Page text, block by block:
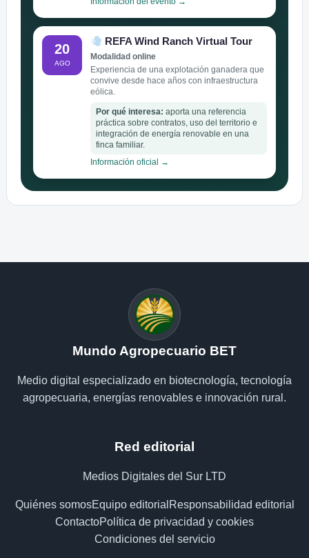
20
AGO
REFA Wind Ranch Virtual Tour
Modalidad online
Experiencia de una explotación ganadera que
convive desde hace años con infraestructura
eólica.
Por qué interesa: aporta una referencia
práctica sobre contratos, uso del territorio e
integración de energía renovable en una
finca familiar.
Información oficial →
Mundo Agropecuario BET
Medio digital especializado en biotecnología, tecnología
agropecuaria, energías renovables e innovación rural.
Red editorial
Medios Digitales del Sur LTD
Quiénes somosEquipo editorial Responsabilidad editorial
ContactoPolítica de privacidad y cookies
Condiciones del servicio